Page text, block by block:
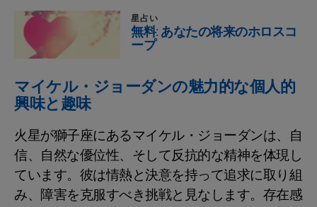
星占い
無料: あなたの将来のホロスコ
ープ
マイケル・ジョーダンの魅力的な個人的
興味と趣味
火星が獅子座にあるマイケル・ジョーダンは、自
信、自然な優位性、そして反抗的な精神を体現し
ています。彼は情熱と決意を持って追求に取り組
み、障害を克服すべき挑戦と見なします。存在感